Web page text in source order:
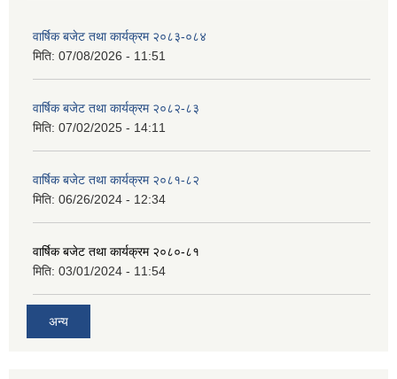
वार्षिक बजेट तथा कार्यक्रम २०८३-०८४
मिति: 07/08/2026 - 11:51
वार्षिक बजेट तथा कार्यक्रम २०८२-८३
मिति: 07/02/2025 - 14:11
वार्षिक बजेट तथा कार्यक्रम २०८१-८२
मिति: 06/26/2024 - 12:34
वार्षिक बजेट तथा कार्यक्रम २०८०-८१
मिति: 03/01/2024 - 11:54
अन्य